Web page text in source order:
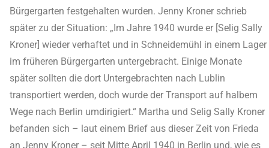
Bürgergarten festgehalten wurden. Jenny Kroner schrieb
später zu der Situation: „Im Jahre 1940 wurde er [Selig Sally
Kroner] wieder verhaftet und in Schneidemühl in einem Lager
im früheren Bürgergarten untergebracht. Einige Monate
später sollten die dort Untergebrachten nach Lublin
transportiert werden, doch wurde der Transport auf halbem
Wege nach Berlin umdirigiert.“ Martha und Selig Sally Kroner
befanden sich – laut einem Brief aus dieser Zeit von Frieda
an Jenny Kroner – seit Mitte April 1940 in Berlin und, wie es